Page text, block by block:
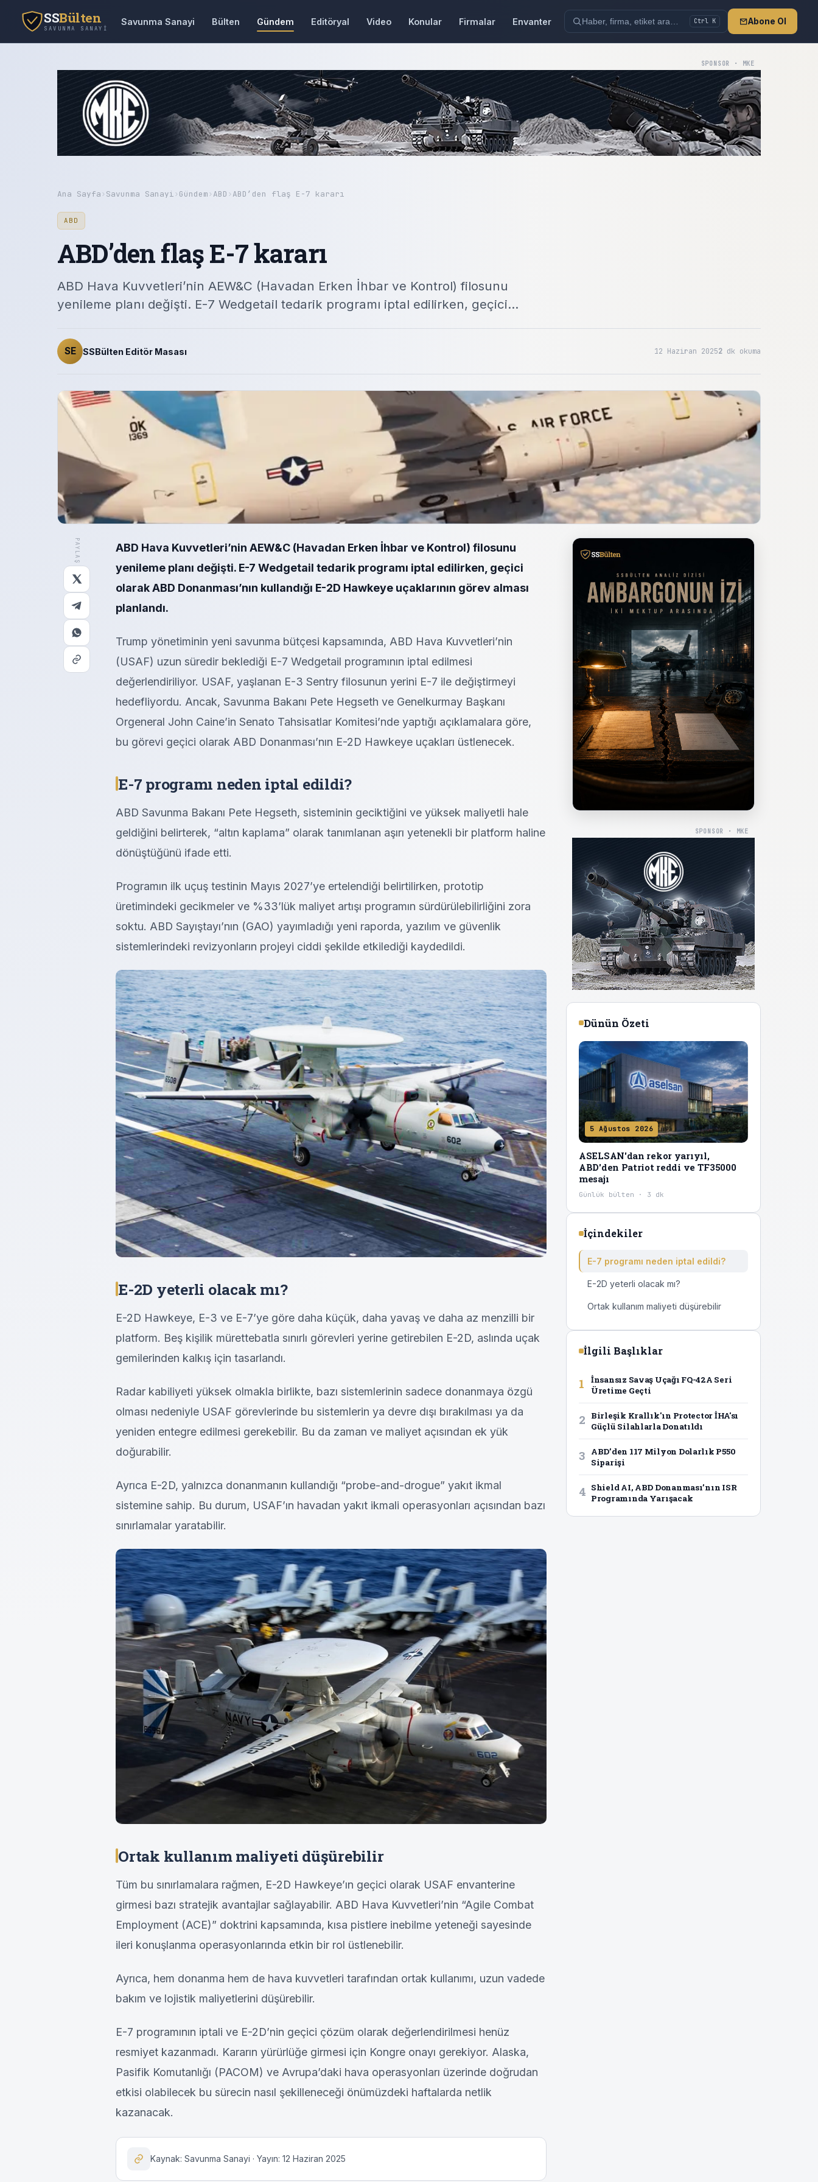
SSBülten
SAVUNMA SANAYI
Savunma Sanayi Bülten Gündem Editöryal Video Konular Firmalar Envanter Ctrl K Abone Ol
SPONSOR · MKE
Ana Sayfa› Savunma Sanayi› Gündem› ABD › ABD’den flaş E-7 kararı
ABD
ABD’den flaş E-7 kararı
ABD Hava Kuvvetleri’nin AEW&C (Havadan Erken İhbar ve Kontrol) filosunu
yenileme planı değişti. E-7 Wedgetail tedarik programı iptal edilirken, geçici…
SE SSBülten Editör Masası 12 Haziran 20252 dk okuma
PAYLAŞ
ABD Hava Kuvvetleri’nin AEW&C (Havadan Erken İhbar ve Kontrol) filosunu
yenileme planı değişti. E-7 Wedgetail tedarik programı iptal edilirken, geçici
olarak ABD Donanması’nın kullandığı E-2D Hawkeye uçaklarının görev alması
planlandı.
Trump yönetiminin yeni savunma bütçesi kapsamında, ABD Hava Kuvvetleri’nin
(USAF) uzun süredir beklediği E-7 Wedgetail programının iptal edilmesi
değerlendiriliyor. USAF, yaşlanan E-3 Sentry filosunun yerini E-7 ile değiştirmeyi
hedefliyordu. Ancak, Savunma Bakanı Pete Hegseth ve Genelkurmay Başkanı
Orgeneral John Caine’in Senato Tahsisatlar Komitesi’nde yaptığı açıklamalara göre,
bu görevi geçici olarak ABD Donanması’nın E-2D Hawkeye uçakları üstlenecek.
E-7 programı neden iptal edildi?
ABD Savunma Bakanı Pete Hegseth, sisteminin geciktiğini ve yüksek maliyetli hale
geldiğini belirterek, “altın kaplama” olarak tanımlanan aşırı yetenekli bir platform haline
dönüştüğünü ifade etti.
Programın ilk uçuş testinin Mayıs 2027’ye ertelendiği belirtilirken, prototip
üretimindeki gecikmeler ve %33’lük maliyet artışı programın sürdürülebilirliğini zora
soktu. ABD Sayıştayı’nın (GAO) yayımladığı yeni raporda, yazılım ve güvenlik
sistemlerindeki revizyonların projeyi ciddi şekilde etkilediği kaydedildi.
E-2D yeterli olacak mı?
E-2D Hawkeye, E-3 ve E-7’ye göre daha küçük, daha yavaş ve daha az menzilli bir
platform. Beş kişilik mürettebatla sınırlı görevleri yerine getirebilen E-2D, aslında uçak
gemilerinden kalkış için tasarlandı.
Radar kabiliyeti yüksek olmakla birlikte, bazı sistemlerinin sadece donanmaya özgü
olması nedeniyle USAF görevlerinde bu sistemlerin ya devre dışı bırakılması ya da
yeniden entegre edilmesi gerekebilir. Bu da zaman ve maliyet açısından ek yük
doğurabilir.
Ayrıca E-2D, yalnızca donanmanın kullandığı “probe-and-drogue” yakıt ikmal
sistemine sahip. Bu durum, USAF’ın havadan yakıt ikmali operasyonları açısından bazı
sınırlamalar yaratabilir.
Ortak kullanım maliyeti düşürebilir
Tüm bu sınırlamalara rağmen, E-2D Hawkeye’ın geçici olarak USAF envanterine
girmesi bazı stratejik avantajlar sağlayabilir. ABD Hava Kuvvetleri’nin “Agile Combat
Employment (ACE)” doktrini kapsamında, kısa pistlere inebilme yeteneği sayesinde
ileri konuşlanma operasyonlarında etkin bir rol üstlenebilir.
Ayrıca, hem donanma hem de hava kuvvetleri tarafından ortak kullanımı, uzun vadede
bakım ve lojistik maliyetlerini düşürebilir.
E-7 programının iptali ve E-2D’nin geçici çözüm olarak değerlendirilmesi henüz
resmiyet kazanmadı. Kararın yürürlüğe girmesi için Kongre onayı gerekiyor. Alaska,
Pasifik Komutanlığı (PACOM) ve Avrupa’daki hava operasyonları üzerinde doğrudan
etkisi olabilecek bu sürecin nasıl şekilleneceği önümüzdeki haftalarda netlik
kazanacak.
Kaynak: Savunma Sanayi · Yayın: 12 Haziran 2025
SPONSOR · MKE
Dünün Özeti
5 Ağustos 2026
ASELSAN'dan rekor yarıyıl,
ABD'den Patriot reddi ve TF35000
mesajı
Günlük bülten · 3 dk
İçindekiler
E-7 programı neden iptal edildi?
E-2D yeterli olacak mı?
Ortak kullanım maliyeti düşürebilir
İlgili Başlıklar
1
İnsansız Savaş Uçağı FQ-42A Seri
Üretime Geçti
2
Birleşik Krallık'ın Protector İHA'sı
Güçlü Silahlarla Donatıldı
3
ABD’den 117 Milyon Dolarlık P550
Siparişi
4 Shield AI, ABD Donanması’nın ISR
Programında Yarışacak